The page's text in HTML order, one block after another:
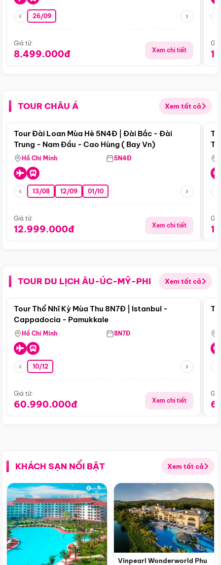
26/09
Giá từ:
8.499.000đ Xem chi tiết
TOUR CHÂU Á Xem tất cả
Điểm nổi bật
Tour Đài Loan Mùa Hè 5N4Đ | Đài Bắc - Đài
Trung - Nam Đầu - Cao Hùng ( Bay Vn)
Hồ Chí Minh 5N4Đ
13/08 12/09 01/10
Giá từ:
12.999.000đ Xem chi tiết
TOUR DU LỊCH ÂU-ÚC-MỸ-PHI Xem tất cả
Điểm nổi bật
Tour Thổ Nhĩ Kỳ Mùa Thu 8N7Đ | Istanbul -
Cappadocia - Pamukkale
Hồ Chí Minh 8N7Đ
10/12
Giá từ:
60.990.000đ Xem chi tiết
KHÁCH SẠN NỔI BẬT Xem tất cả
Vinpearl Wonderworld Phu